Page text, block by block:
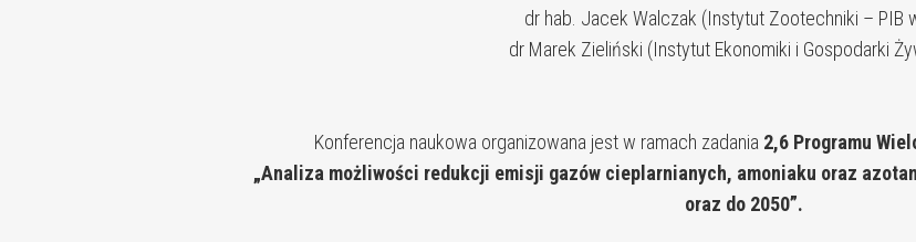
dr hab. Jacek Walczak (Instytut Zootechniki – PIB
dr Marek Zieliński (Instytut Ekonomiki i Gospodarki
Konferencja naukowa organizowana jest w ramach zadania 2,6 Programu
„Analiza możliwości redukcji emisji gazów cieplarnianych, amoniaku oraz
oraz do 2050”.